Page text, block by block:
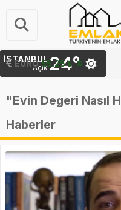
EURO 55.25 ₺
İSTANBUL
Açık24°
"Evin Degeri Nasıl
Haberler